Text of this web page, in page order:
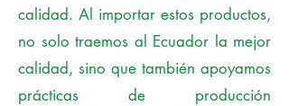
calidad. Al importar estos productos,
no solo traemos al Ecuador la mejor
calidad, sino que también apoyamos
prácticas de producción